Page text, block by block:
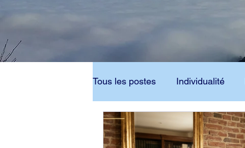
Tous les postes Individualité
Bouddhisme Dianétique